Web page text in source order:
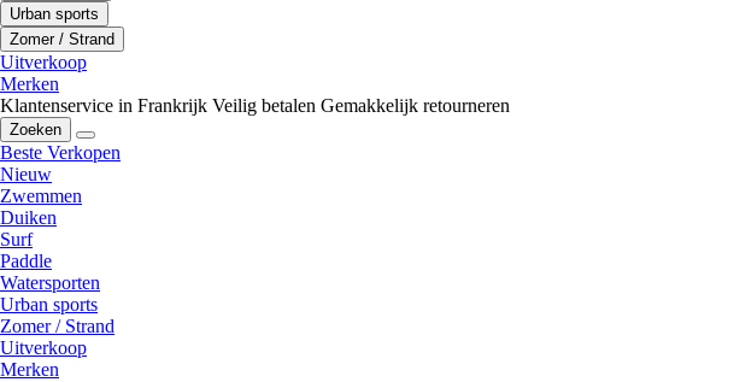
Urban sports
Zomer / Strand
Uitverkoop
Merken
Klantenservice in Frankrijk Veilig betalen Gemakkelijk retourneren
Zoeken
Beste Verkopen
Nieuw
Zwemmen
Duiken
Surf
Paddle
Watersporten
Urban sports
Zomer / Strand
Uitverkoop
Merken